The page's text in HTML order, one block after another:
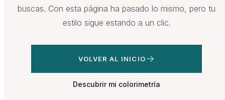
buscas. Con esta página ha pasado lo mismo, pero tu
estilo sigue estando a un clic.
VOLVER AL INICIO
Descubrir mi colorimetría